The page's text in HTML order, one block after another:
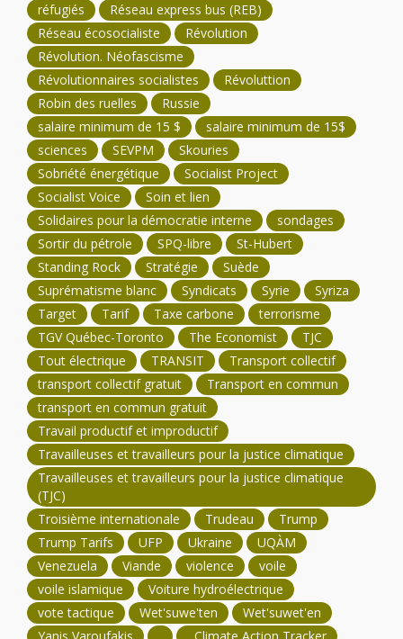
réfugiés
Réseau express bus (REB)
Réseau écosocialiste
Révolution
Révolution. Néofascisme
Révolutionnaires socialistes
Révoluttion
Robin des ruelles
Russie
salaire minimum de 15 $
salaire minimum de 15$
sciences
SEVPM
Skouries
Sobriété énergétique
Socialist Project
Socialist Voice
Soin et lien
Solidaires pour la démocratie interne
sondages
Sortir du pétrole
SPQ-libre
St-Hubert
Standing Rock
Stratégie
Suède
Suprématisme blanc
Syndicats Syrie
Syriza
Target
Tarif Taxe carbone
terrorisme
TGV Québec-Toronto
The Economist
TJC
Tout électrique
TRANSIT
Transport collectif
transport collectif gratuit
Transport en commun
transport en commun gratuit
Travail productif et improductif
Travailleuses et travailleurs pour la justice climatique
Travailleuses et travailleurs pour la justice climatique
(TJC)
Troisième internationale
Trudeau
Trump
Trump Tarifs
UFP Ukraine
UQÀM
Venezuela
Viande violence
voile
voile islamique
Voiture hydroélectrique
vote tactique
Wet'suwe'ten
Wet'suwet'en